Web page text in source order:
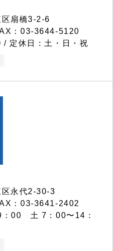
扇橋3-2-6
：03-3644-5120
定休日：土・日・祝
永代2-30-3
：03-3641-2402
：00 土 7：00〜14：